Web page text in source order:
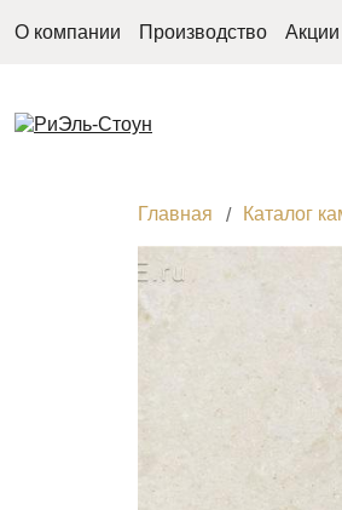
О компании Производство Акции
Главная Каталог